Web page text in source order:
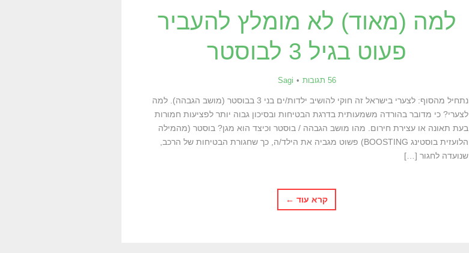
למה (מאוד) לא מומלץ להעביר
פעוט בגיל 3 לבוסטר
56 תגובות Sagi
נתחיל מהסוף: לצערי בישראל זה חוקי להושיב ילדות/ים בני 3 בבוסטר (מושב הגבהה). למה
לצערי? כי מדובר בהורדה משמעותית בדרגת הבטיחות ובסיכון גבוה יותר לפציעות חמורות
בעת תאונה או עצירת חירום. מהו מושב הגבהה / בוסטר וכיצד הוא מגן? בוסטר (מהמילה
הלועזית בוסטינג BOOSTING) פשוט מגביה את הילד/ה, כך שחגורת הבטיחות של הרכב,
שנועדה לחגור […]
קרא עוד ←